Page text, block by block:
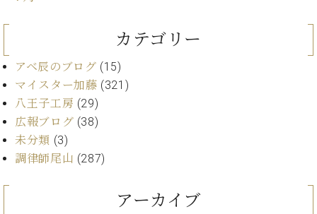
ピ
ノ
C.
ヒ
室
の
コ
ン
ェ
ル
ジ
カテゴリー
アベ辰のブログ (15)
マイスター加藤 (321)
八王子工房 (29)
広報ブログ (38)
未分類 (3)
調律師尾山 (287)
アーカイブ